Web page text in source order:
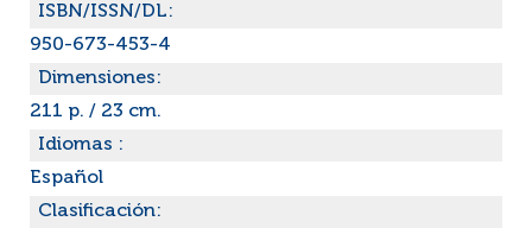
ISBN/ISSN/DL:
950-673-453-4
Dimensiones:
211 p. / 23 cm.
Idiomas :
Español
Clasificación: